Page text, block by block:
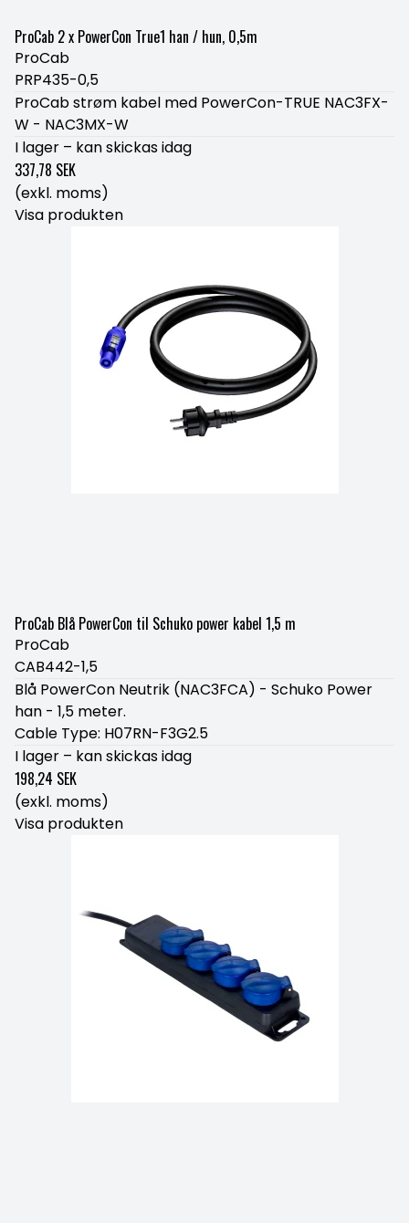
ProCab 2 x PowerCon True1 han / hun, 0,5m
ProCab
PRP435-0,5
ProCab strøm kabel med PowerCon-TRUE NAC3FX-
W - NAC3MX-W
I lager – kan skickas idag
337,78 SEK
(exkl. moms)
Visa produkten
ProCab Blå PowerCon til Schuko power kabel 1,5 m
ProCab
CAB442-1,5
Blå PowerCon Neutrik (NAC3FCA) - Schuko Power
han - 1,5 meter.
Cable Type: H07RN-F3G2.5
I lager – kan skickas idag
198,24 SEK
(exkl. moms)
Visa produkten